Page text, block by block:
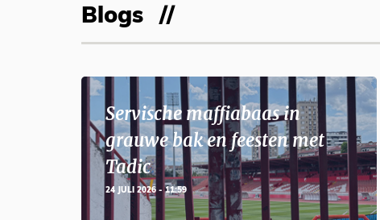
Blogs
Servische maffiabaas in
grauwe bak en feesten met
Tadic
24 JULI 2026 - 11:59